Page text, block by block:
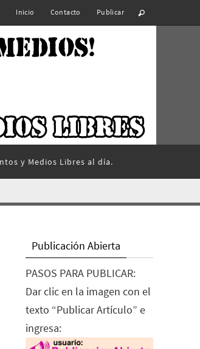
Inicio Contacto Publicar
y Medios Libres al día.
Publicación Abierta
PASOS PARA PUBLICAR:
Dar clic en la imagen con el
texto “Publicar Artículo” e
ingresa: